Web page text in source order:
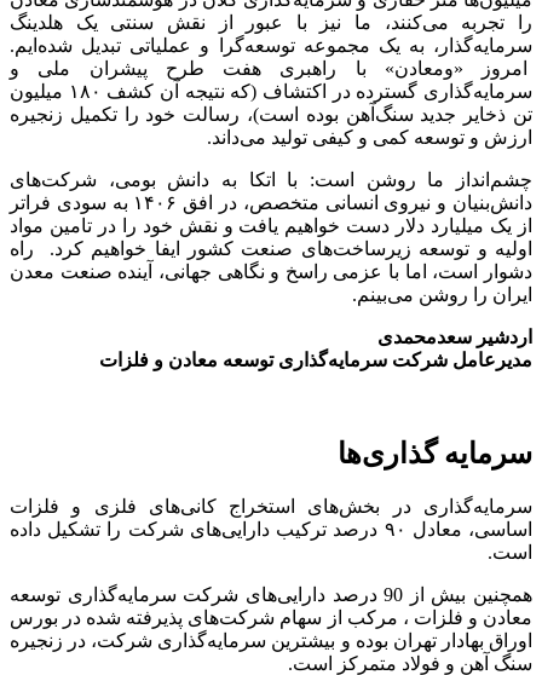
را تجربه می‌کنند، ما نیز با عبور از نقش سنتی یک هلدینگ
سرمایه‌گذار، به یک مجموعه توسعه‌گرا و عملیاتی تبدیل شده‌ایم.
امروز «ومعادن» با راهبری هفت طرح پیشران ملی و
سرمایه‌گذاری گسترده در اکتشاف (که نتیجه آن کشف ۱۸۰ میلیون
تن ذخایر جدید سنگ‌آهن بوده است)، رسالت خود را تکمیل زنجیره
ارزش و توسعه کمی و کیفی تولید می‌داند.
چشم‌انداز ما روشن است: با اتکا به دانش بومی، شرکت‌های
دانش‌بنیان و نیروی انسانی متخصص، در افق ۱۴۰۶ به سودی فراتر
از یک میلیارد دلار دست خواهیم یافت و نقش خود را در تامین مواد
اولیه و توسعه زیرساخت‌های صنعت کشور ایفا خواهیم کرد. راه
دشوار است، اما با عزمی راسخ و نگاهی جهانی، آینده صنعت معدن
ایران را روشن می‌بینم.
اردشیر سعدمحمدی
مدیرعامل شرکت سرمایه‌گذاری توسعه معادن و فلزات
سرمایه گذاری‌ها
سرمایه‌گذاری در بخش‌های استخراج کانی‌های فلزی و فلزات
اساسی، معادل ۹۰ درصد ترکیب دارایی‌های شرکت را تشکیل داده
است.
همچنین بیش از 90 درصد دارایی‌های شرکت سرمایه‌گذاری توسعه
معادن و فلزات ، مرکب از سهام شرکت‌های پذیرفته شده در بورس
اوراق بهادار تهران بوده و بیشترین سرمایه‌گذاری شرکت، در زنجیره
سنگ آهن و فولاد متمرکز است.